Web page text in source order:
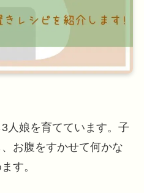
人娘を育てています。子
お腹をすかせて何かな
す。